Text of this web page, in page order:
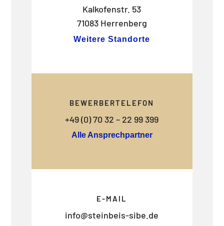
Kalkofenstr. 53
71083 Herrenberg
Weitere Standorte
BEWERBERTELEFON
+49 (0) 70 32 – 22 99 399
Alle Ansprechpartner
E-MAIL
info@steinbeis-sibe.de